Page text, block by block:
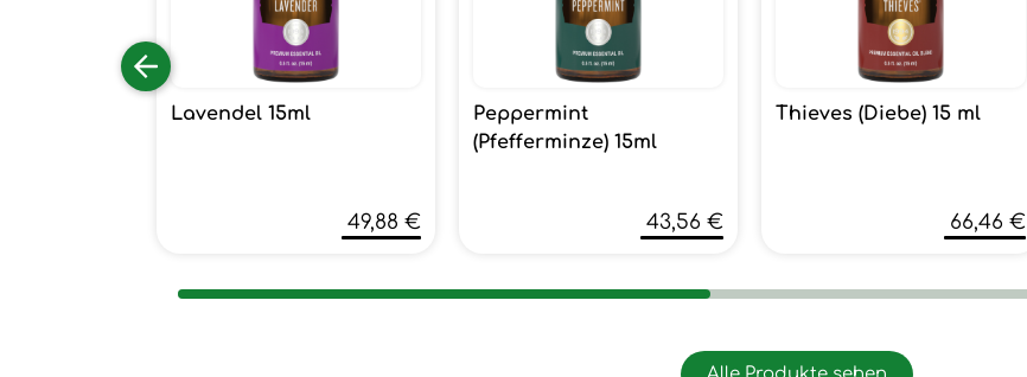
Lavendel 15ml
49,88 €
Peppermint
(Pfefferminze) 15ml
43,56 €
Thieves (Diebe) 15 ml
66,46 €